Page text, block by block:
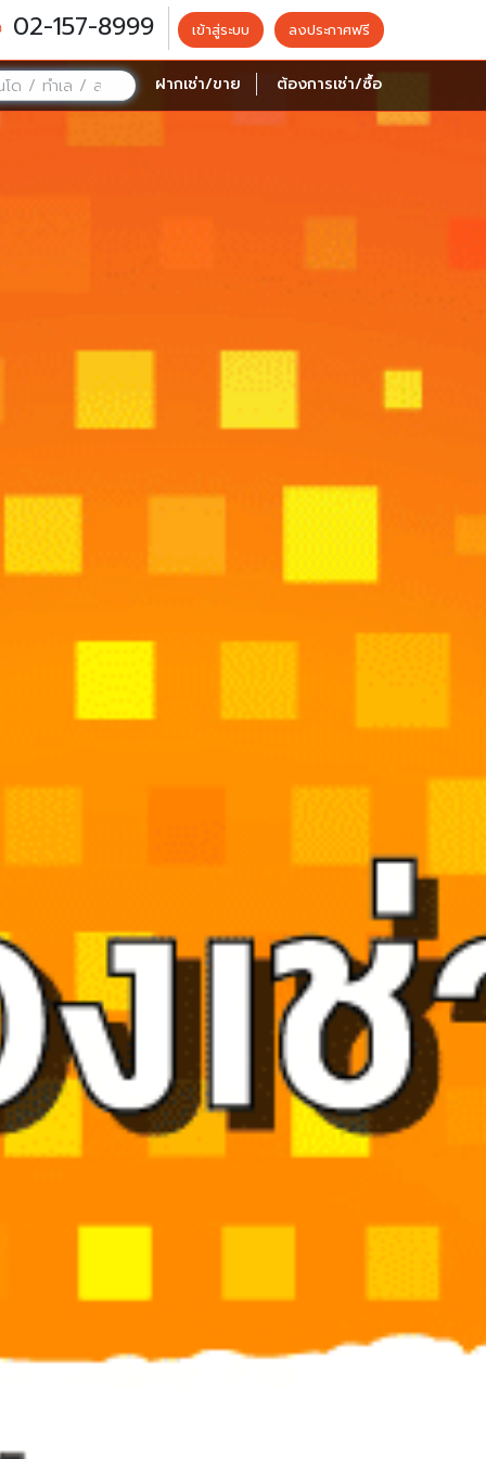
02-157-8999 เข้าสู่ระบบ ลงประกาศฟรี
ฝากเช่า/ขาย ต้องการเช่า/ซื้อ